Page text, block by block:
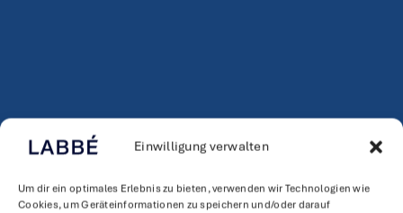
Einwilligung verwalten
Um dir ein optimales Erlebnis zu bieten, verwenden wir Technologien wie
Cookies, um Geräteinformationen zu speichern und/oder darauf